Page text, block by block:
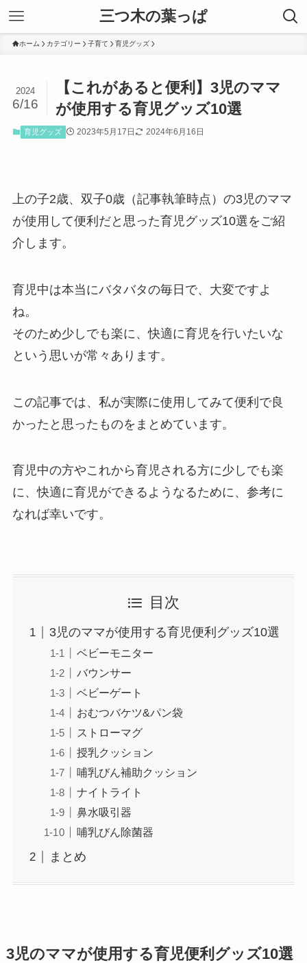
三つ木の葉っぱ
ホーム カテゴリー 子育て 育児グッズ
【これがあると便利】3児のママ
が使用する育児グッズ10選
2024
6/16
育児グッズ 2023年5月17日 2024年6月16日
上の子2歳、双子0歳（記事執筆時点）の3児のママ
が使用して便利だと思った育児グッズ10選をご紹
介します。
育児中は本当にバタバタの毎日で、大変ですよ
ね。
そのため少しでも楽に、快適に育児を行いたいな
という思いが常々あります。
この記事では、私が実際に使用してみて便利で良
かったと思ったものをまとめています。
育児中の方やこれから育児される方に少しでも楽
に、快適に育児ができるようなるために、参考に
なれば幸いです。
目次
3児のママが使用する育児便利グッズ10選
ベビーモニター
バウンサー
ベビーゲート
おむつバケツ&パン袋
ストローマグ
授乳クッション
哺乳びん補助クッション
ナイトライト
鼻水吸引器
哺乳びん除菌器
まとめ
3児のママが使用する育児便利グッズ10選